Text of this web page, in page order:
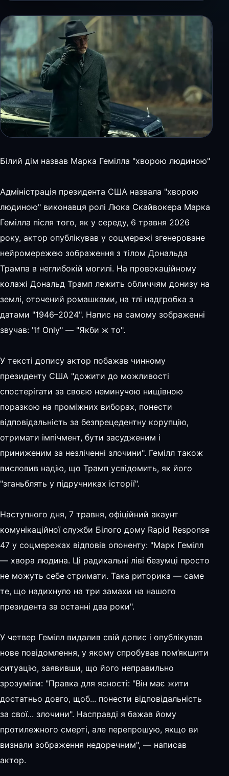
Білий дім назвав Марка Гемілла "хворою людиною"
Адміністрація президента США назвала "хворою
людиною" виконавця ролі Люка Скайвокера Марка
Гемілла після того, як у середу, 6 травня 2026
року, актор опублікував у соцмережі згенероване
нейромережею зображення з тілом Дональда
Трампа в неглибокій могилі. На провокаційному
колажі Дональд Трамп лежить обличчям донизу на
землі, оточений ромашками, на тлі надгробка з
датами "1946–2024". Напис на самому зображенні
звучав: "If Only" — "Якби ж то".
У тексті допису актор побажав чинному
президенту США "дожити до можливості
спостерігати за своєю неминучою нищівною
поразкою на проміжних виборах, понести
відповідальність за безпрецедентну корупцію,
отримати імпічмент, бути засудженим і
приниженим за незліченні злочини". Гемілл також
висловив надію, що Трамп усвідомить, як його
"зганьблять у підручниках історії".
Наступного дня, 7 травня, офіційний акаунт
комунікаційної служби Білого дому Rapid Response
47 у соцмережах відповів опоненту: "Марк Гемілл
— хвора людина. Ці радикальні ліві безумці просто
не можуть себе стримати. Така риторика — саме
те, що надихнуло на три замахи на нашого
президента за останні два роки".
У четвер Гемілл видалив свій допис і опублікував
нове повідомлення, у якому спробував пом’якшити
ситуацію, заявивши, що його неправильно
зрозуміли: "Правка для ясності: "Він має жити
достатньо довго, щоб... понести відповідальність
за свої... злочини". Насправді я бажав йому
протилежного смерті, але перепрошую, якщо ви
визнали зображення недоречним", — написав
актор.